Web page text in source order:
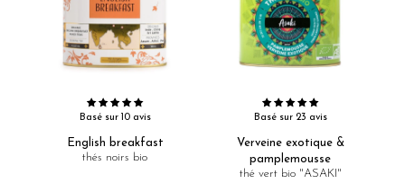
Basé sur 10 avis
English breakfast
thés noirs bio
Basé sur 23 avis
Verveine exotique &
pamplemousse
thé vert bio "ASAKI"